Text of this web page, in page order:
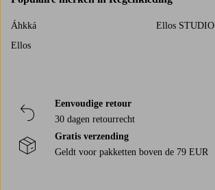
Áhkká
Ellos STUDIO
Ellos
Eenvoudige retour
30 dagen retourrecht
Gratis verzending
Geldt voor pakketten boven de 79 EUR